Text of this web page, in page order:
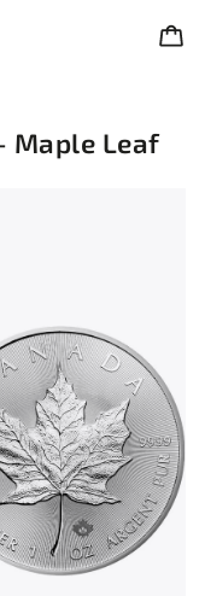
Maple Leaf